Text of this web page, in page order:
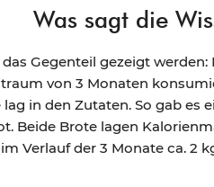
Was sagt die
Gegenteil gezeigt
von 3 Monaten
in den Zutaten. So gab es
Beide Brote lagen
Verlauf der 3 Monate ca.